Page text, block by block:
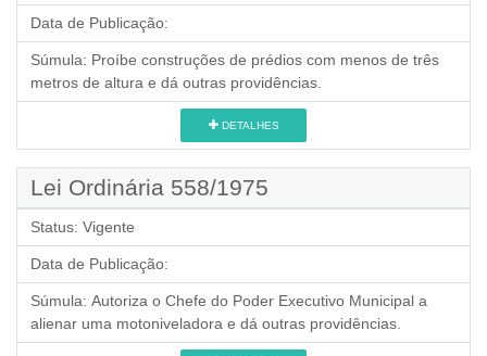
Data de Publicação:
Súmula: Proíbe construções de prédios com menos de três
metros de altura e dá outras providências.
DETALHES
Lei Ordinária 558/1975
Status: Vigente
Data de Publicação:
Súmula: Autoriza o Chefe do Poder Executivo Municipal a
alienar uma motoniveladora e dá outras providências.